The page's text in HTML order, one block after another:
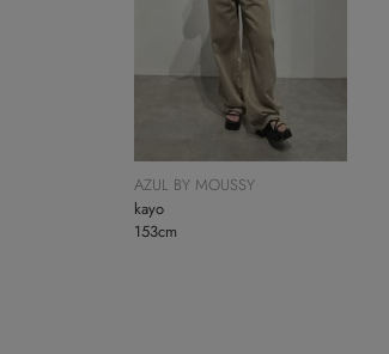
AZUL BY MOUSSY
kayo
153cm